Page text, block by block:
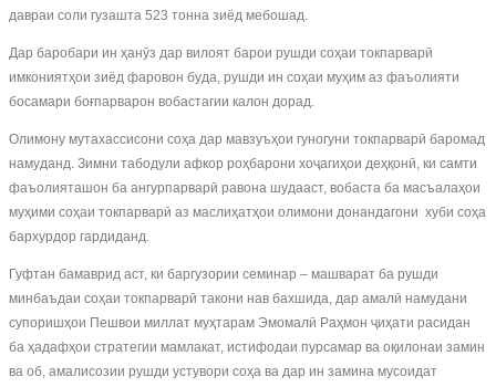
давраи соли гузашта 523 тонна зиёд мебошад.
Дар баробари ин ҳанӯз дар вилоят барои рушди соҳаи токпарварӣ
имкониятҳои зиёд фаровон буда, рушди ин соҳаи муҳим аз фаъолияти
босамари боғпарварон вобастагии калон дорад.
Олимону мутахассисони соҳа дар мавзуъҳои гуногуни токпарварӣ баромад
намуданд. Зимни табодули афкор роҳбарони хоҷагиҳои деҳқонӣ, ки самти
фаъолияташон ба ангурпарварӣ равона шудааст, вобаста ба масъалаҳои
муҳими соҳаи токпарварӣ аз маслиҳатҳои олимони донандагони хуби соҳа
бархурдор гардиданд.
Гуфтан бамаврид аст, ки баргузории семинар – машварат ба рушди
минбаъдаи соҳаи токпарварӣ такони нав бахшида, дар амалӣ намудани
супоришҳои Пешвои миллат муҳтарам Эмомалӣ Раҳмон ҷиҳати расидан
ба ҳадафҳои стратегии мамлакат, истифодаи пурсамар ва оқилонаи замин
ва об, амалисозии рушди устувори соҳа ва дар ин замина мусоидат